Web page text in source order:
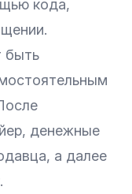
кода,
быть
денежные
а далее